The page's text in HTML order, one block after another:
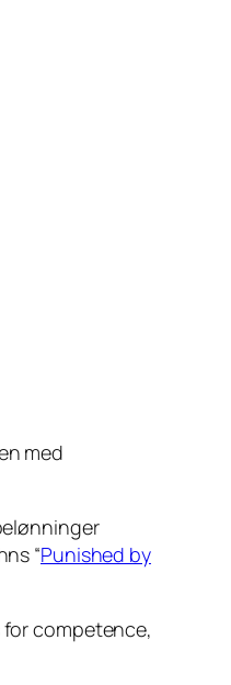
med
“Punished by
for competence,